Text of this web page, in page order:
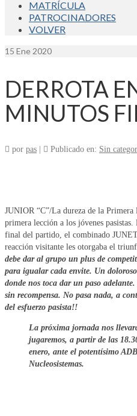
MATRÍCULA
PATROCINADORES
VOLVER
15 Ene 2020
DERROTA
MINUTOS
por pas Publicado en: Sin
JUNIOR “C”/La dureza de la
primera lección a los jóvenes pasistas.
final del partido, el combinado
reacción visitante les otorgaba el
debe dar al grupo un plus de
para igualar cada envite. Un
donde nos toca dar un paso
sin recompensa. No pasa nada, a
del esfuerzo pasista!!
La próxima jornada nos
jugaremos, a partir de las
enero, ante el potentísimo
Nucleosistemas.